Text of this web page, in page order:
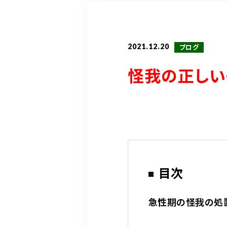
2021.12.20 ブログ
怪我の正し
目次
急性期の怪我の処